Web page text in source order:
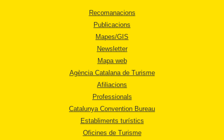
Recomanacions
Publicacions
Mapes/GIS
Newsletter
Mapa web
Agència Catalana de Turisme
Afiliacions
Professionals
Catalunya Convention Bureau
Establiments turístics
Oficines de Turisme